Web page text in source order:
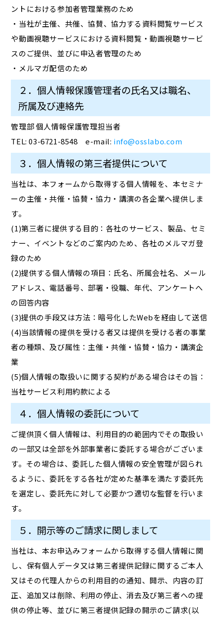
ントにおける参加者管理業務のため
・当社が主催、共催、協賛、協力する資料閲覧サービス
や動画視聴サービスにおける資料閲覧・動画視聴サービ
スのご提供、並びに申込者管理のため
・メルマガ配信のため
２．個人情報保護管理者の氏名又は職名、
所属及び連絡先
管理部 個人情報保護管理担当者
TEL: 03-6721-8548 e-mail: info@osslabo.com
３．個人情報の第三者提供について
当社は、本フォームから取得する個人情報を、本セミナ
ーの主催・共催・協賛・協力・講演の各企業へ提供しま
す。
(1)第三者に提供する目的：各社のサービス、製品、セミ
ナー、イベントなどのご案内のため、各社のメルマガ登
録のため
(2)提供する個人情報の項目：氏名、所属会社名、メール
アドレス、電話番号、部署・役職、年代、アンケートへ
の回答内容
(3)提供の手段又は方法：暗号化したWebを経由して送信
(4)当該情報の提供を受ける者又は提供を受ける者の事業
者の種類、及び属性：主催・共催・協賛・協力・講演企
業
(5)個人情報の取扱いに関する契約がある場合はその旨：
当社サービス利用約款による
４．個人情報の委託について
ご提供頂く個人情報は、利用目的の範囲内でその取扱い
の一部又は全部を外部事業者に委託する場合がございま
す。その場合は、委託した個人情報の安全管理が図られ
るように、委託をする各社が定めた基準を満たす委託先
を選定し、委託先に対して必要かつ適切な監督を行いま
す。
５．開示等のご請求に関しまして
当社は、本お申込みフォームから取得する個人情報に関
し、保有個人データ又は第三者提供記録に関するご本人
又はその代理人からの利用目的の通知、開示、内容の訂
正、追加又は削除、利用の停止、消去及び第三者への提
供の停止等、並びに第三者提供記録の開示のご請求(以